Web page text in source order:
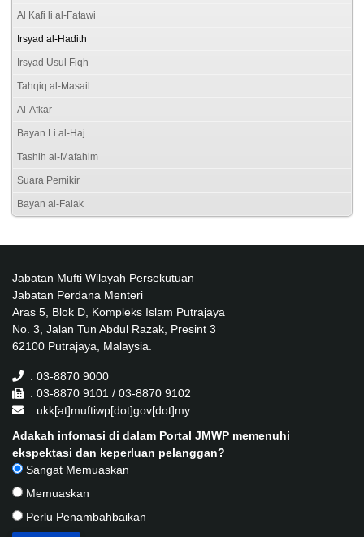
Al Kafi li al-Fatawi
Irsyad al-Hadith
Irsyad Usul Fiqh
Tahqiq al-Masail
Al-Afkar
Bayan Li al-Haj
Tashih al-Mafahim
Suara Pemikir
Bayan al-Falak
Jabatan Mufti Wilayah Persekutuan
Jabatan Perdana Menteri
Aras 5, Blok D, Kompleks Islam Putrajaya
No. 3, Jalan Tun Abdul Razak, Presint 3
62100 Putrajaya, Malaysia.
: 03-8870 9000
: 03-8870 9101 / 03-8870 9102
: ukk[at]muftiwp[dot]gov[dot]my
Adakah infomasi di dalam Portal JMWP memenuhi
ekspektasi dan keperluan pelanggan?
Sangat Memuaskan
Memuaskan
Perlu Penambahbaikan